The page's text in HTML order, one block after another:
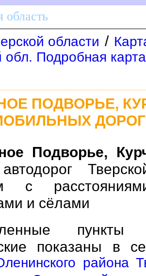
область
области /
обл. Подробная
ПОДВОРЬЕ,
Подворье,
с
и сёлами
пункты
показаны в
района